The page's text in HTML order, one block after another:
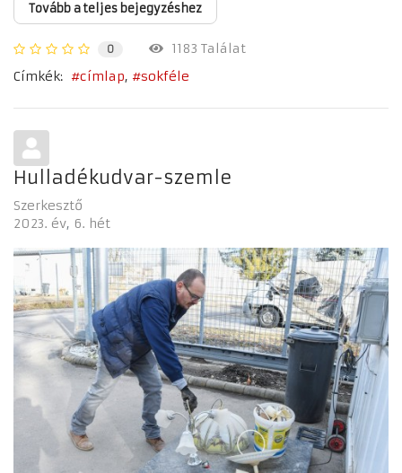
Tovább a teljes bejegyzéshez
0
1183 Találat
Címkék:
címlap sokféle
Hulladékudvar-szemle
Szerkesztő
2023. év 6. hét